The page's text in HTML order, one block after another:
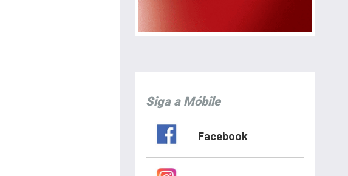
Siga a Móbile
Facebook